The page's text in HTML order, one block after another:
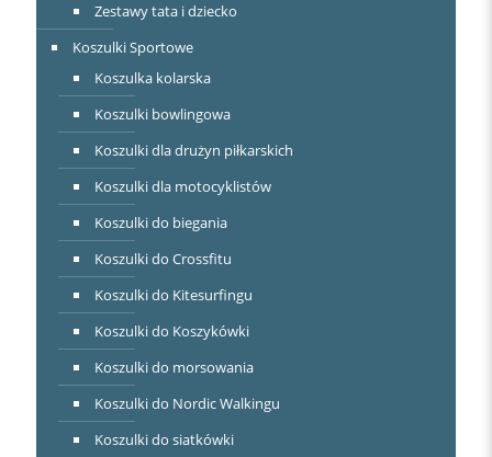
Zestawy tata i dziecko
Koszulki Sportowe
Koszulka kolarska
Koszulki bowlingowa
Koszulki dla drużyn piłkarskich
Koszulki dla motocyklistów
Koszulki do biegania
Koszulki do Crossfitu
Koszulki do Kitesurfingu
Koszulki do Koszykówki
Koszulki do morsowania
Koszulki do Nordic Walkingu
Koszulki do siatkówki